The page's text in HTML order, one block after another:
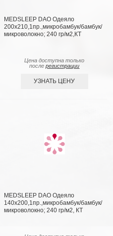
MEDSLEEP DAO Одеяло
200х210,1пр.,микробамбук/бамбук/
микроволокно; 240 гр/м2,КТ
Цена доступна только
послерегистрации
УЗНАТЬ ЦЕНУ
MEDSLEEP DAO Одеяло
140х200,1пр.,микробамбук/бамбук/
микроволокно; 240 гр/м2, КТ